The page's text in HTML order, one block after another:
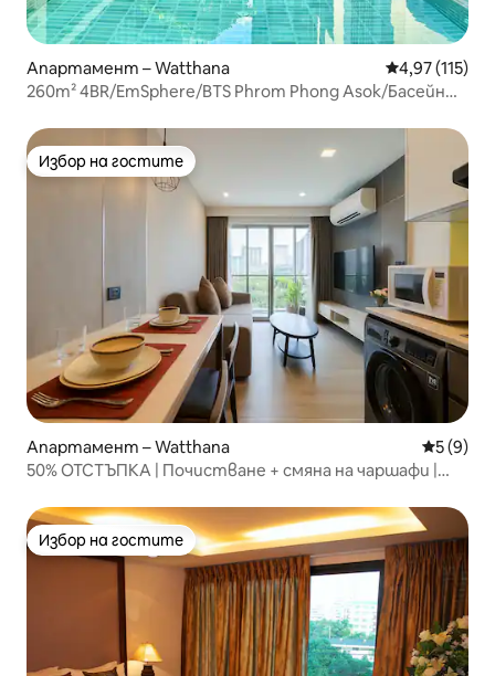
Апартамент – Watthana Средна
4,97 (115)
260m² 4BR/EmSphere/BTS Phrom Phong Asok/Басейн
Избор на гостите
Избор на гостите
Апартамент – Watthana Средна
5 (9)
50% ОТСТЪПКА | Почистване + смяна на чаршафи |
Избор на гостите
Избор на гостите